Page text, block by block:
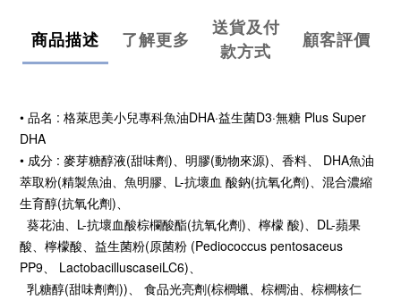
商品描述 了解更多
送貨及付
款方式
顧客評價
• 品名 : 格萊思美小兒專科魚油DHA·益生菌D3·無糖 Plus Super
DHA
• 成分 : 麥芽糖醇液(甜味劑)、明膠(動物來源)、香料、 DHA魚油
萃取粉(精製魚油、魚明膠、L-抗壞血 酸鈉(抗氧化劑)、 混合濃縮
生育醇(抗氧化劑)、
葵花油、L-抗壞血酸棕欄酸酯(抗氧化劑)、檸檬 酸)、DL-蘋果
酸、檸檬酸、 益生菌粉(原菌粉 (Pediococcus pentosaceus
PP9、 LactobacilluscaseiLC6)、
乳糖醇(甜味劑劑))、 食品光亮劑(棕櫚蠟、棕櫚油、棕櫚核仁